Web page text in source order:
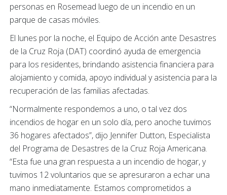
personas en Rosemead luego de un incendio en un
parque de casas móviles.
El lunes por la noche, el Equipo de Acción ante Desastres
de la Cruz Roja (DAT) coordinó ayuda de emergencia
para los residentes, brindando asistencia financiera para
alojamiento y comida, apoyo individual y asistencia para la
recuperación de las familias afectadas.
“Normalmente respondemos a uno, o tal vez dos
incendios de hogar en un solo día, pero anoche tuvimos
36 hogares afectados”, dijo Jennifer Dutton, Especialista
del Programa de Desastres de la Cruz Roja Americana.
“Esta fue una gran respuesta a un incendio de hogar, y
tuvimos 12 voluntarios que se apresuraron a echar una
mano inmediatamente. Estamos comprometidos a